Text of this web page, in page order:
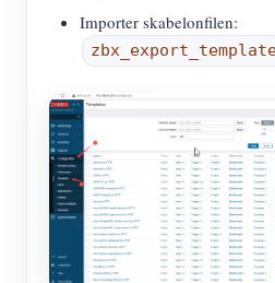
Importer skabelonfilen: